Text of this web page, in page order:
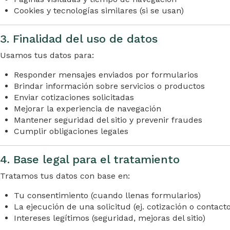
Cookies y tecnologías similares (si se usan)
3. Finalidad del uso de datos
Usamos tus datos para:
Responder mensajes enviados por formularios
Brindar información sobre servicios o productos
Enviar cotizaciones solicitadas
Mejorar la experiencia de navegación
Mantener seguridad del sitio y prevenir fraudes
Cumplir obligaciones legales
4. Base legal para el tratamiento
Tratamos tus datos con base en:
Tu consentimiento (cuando llenas formularios)
La ejecución de una solicitud (ej. cotización o
Intereses legítimos (seguridad, mejoras del sitio)